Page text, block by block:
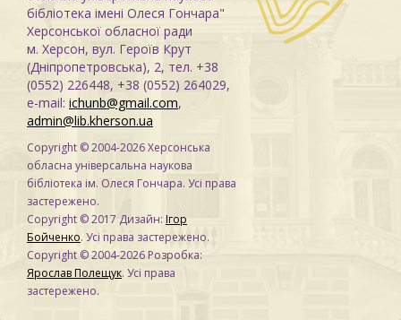
бібліотека імені Олеся Гончара"
Херсонської обласної ради
м. Херсон, вул. Героїв Крут
(Дніпропетровська), 2, тел. +38
(0552) 226448, +38 (0552) 264029,
e-mail: ichunb@gmail.com,
admin@lib.kherson.ua
Copyright © 2004-2026 Херсонська
обласна універсальна наукова
бібліотека ім. Олеся Гончара. Усі права
застережено.
Copyright © 2017 Дизайн: Ігор
Бойченко. Усі права застережено.
Copyright © 2004-2026 Розробка:
Ярослав Полещук. Усі права
застережено.